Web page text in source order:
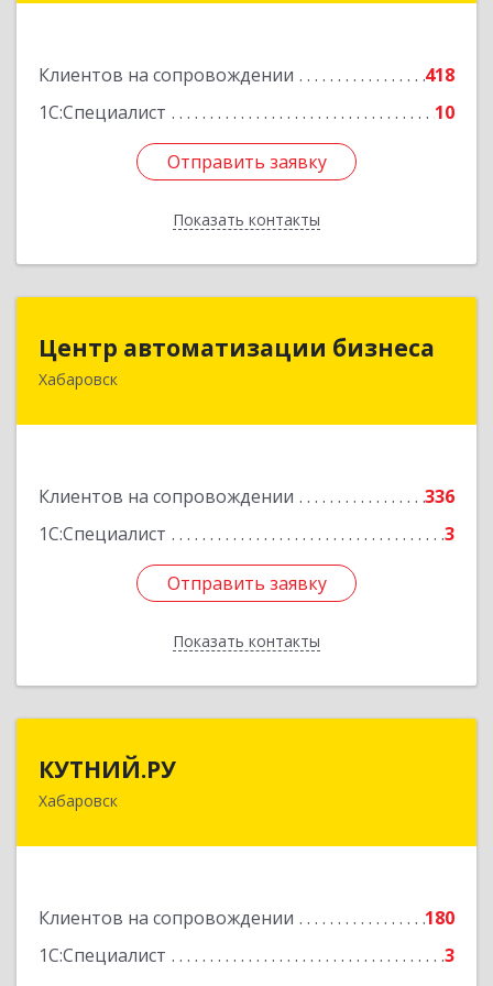
Клиентов на сопровождении
418
1С:Специалист
10
Отправить заявку
Показать контакты
Отправить заявку
Назад
Центр автоматизации бизнеса
Хабаровск
Клиентов на сопровождении
336
1С:Специалист
3
Отправить заявку
Показать контакты
Центр автоматизации бизнеса
680030, Хабаровский край, Хабаровск г, Ленина
Отправить заявку
Назад
КУТНИЙ.РУ
Хабаровск
Клиентов на сопровождении
180
1С:Специалист
3
680007, Хабаровский край, Хабаровск г,